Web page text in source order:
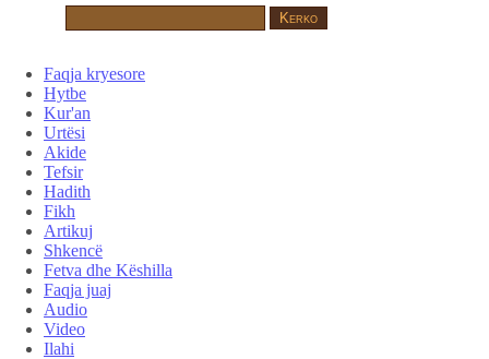
Faqja kryesore
Hytbe
Kur'an
Urtësi
Akide
Tefsir
Hadith
Fikh
Artikuj
Shkencë
Fetva dhe Këshilla
Faqja juaj
Audio
Video
Ilahi